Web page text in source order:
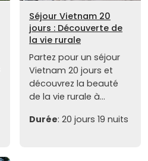
Séjour Vietnam 20
jours : Découverte de
la vie rurale
Partez pour un séjour
Vietnam 20 jours et
découvrez la beauté
de la vie rurale à...
Durée: 20 jours 19 nuits